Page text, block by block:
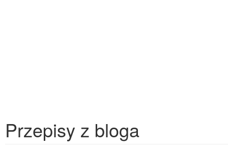
Przepisy z bloga